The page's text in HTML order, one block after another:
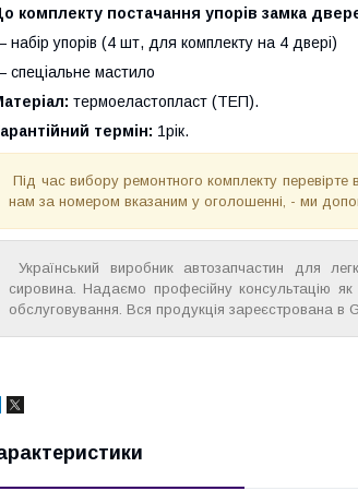
комплекту постачання упорів замка
набір упорів (4 шт, для комплекту на 4 двері)
спеціальне мастило
термоеластопласт (ТЕП).
термін: 1рік.
Під час вибору ремонтного комплекту перевірте
нам за номером вказаним у оголошенні, - ми
Український виробник автозапчастин для
сировина. Надаємо професійну консультацію
обслуговування. Вся продукція зареєстрована в